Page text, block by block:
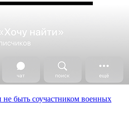
не быть соучастником военных